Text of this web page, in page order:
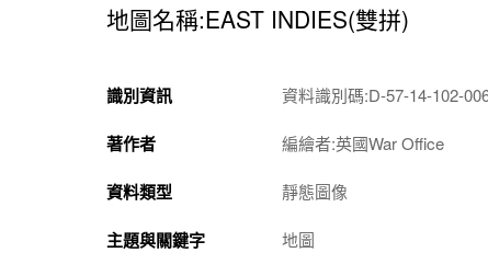
地圖名稱:EAST INDIES(雙拼)
識別資訊 資料識別碼:D-57-14-102-
著作者 編繪者:英國War Office
資料類型 靜態圖像
主題與關鍵字 地圖